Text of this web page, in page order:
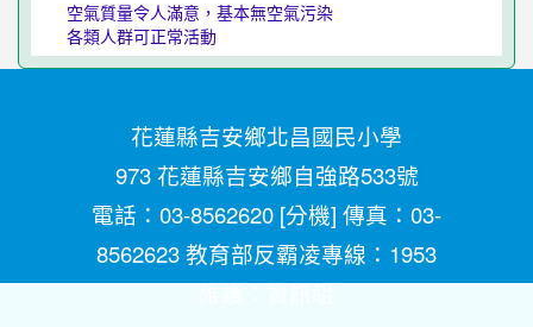
空氣質量令人滿意，基本無空氣污染
各類人群可正常活動
花蓮縣吉安鄉北昌國民小學
973 花蓮縣吉安鄉自強路533號
電話：03-8562620 [分機] 傳真：03-
8562623 教育部反霸凌專線：1953
維護：資訊組